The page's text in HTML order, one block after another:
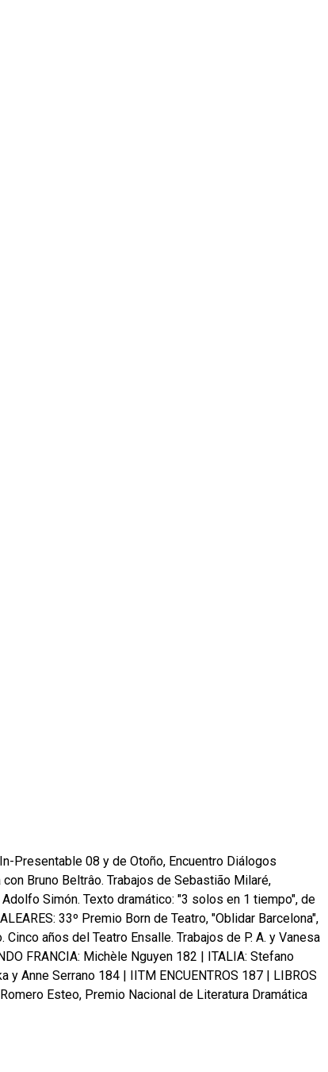
Presentable 08 y de Otoño, Encuentro Diálogos
Bruno Beltrâo. Trabajos de Sebastião Milaré,
Adolfo Simón. Texto dramático: "3 solos en 1 tiempo", de
33º Premio Born de Teatro, "Oblidar Barcelona",
Cinco años del Teatro Ensalle. Trabajos de P. A. y Vanesa
FRANCIA: Michèle Nguyen 182 | ITALIA: Stefano
y Anne Serrano 184 | IITM ENCUENTROS 187 | LIBROS
Esteo, Premio Nacional de Literatura Dramática